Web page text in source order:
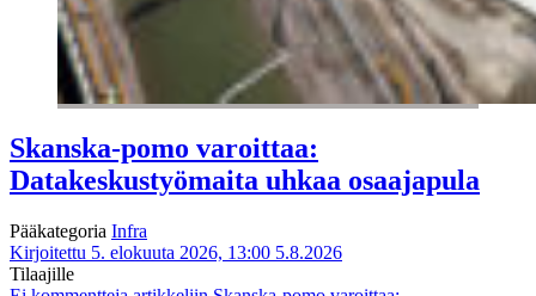
Skanska-pomo varoittaa:
Datakeskustyömaita uhkaa osaajapula
Pääkategoria Infra
Kirjoitettu 5. elokuuta 2026, 13:00 5.8.2026
Tilaajille